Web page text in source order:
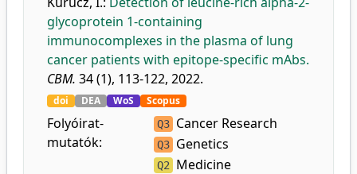
glycoprotein 1-containing
immunocomplexes in the plasma of lung
cancer patients with epitope-specific mAbs.
CBM. 34 (1), 113-122, 2022.
doi DEA WoS Scopus
Folyóirat-
mutatók:
Q3 Cancer Research
Q3 Genetics
Q2 Medicine